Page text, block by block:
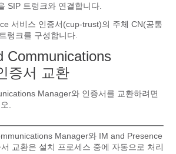
SIP 트렁크와 연결합니다.
서비스 인증서(cup-trust)의 주체 CN(공통
렁크를 구성합니다.
Communications
증서 교환
Manager와 인증서를 교환하려면
.
Manager와 IM and Presence
교환은 설치 프로세스 중에 자동으로 처리